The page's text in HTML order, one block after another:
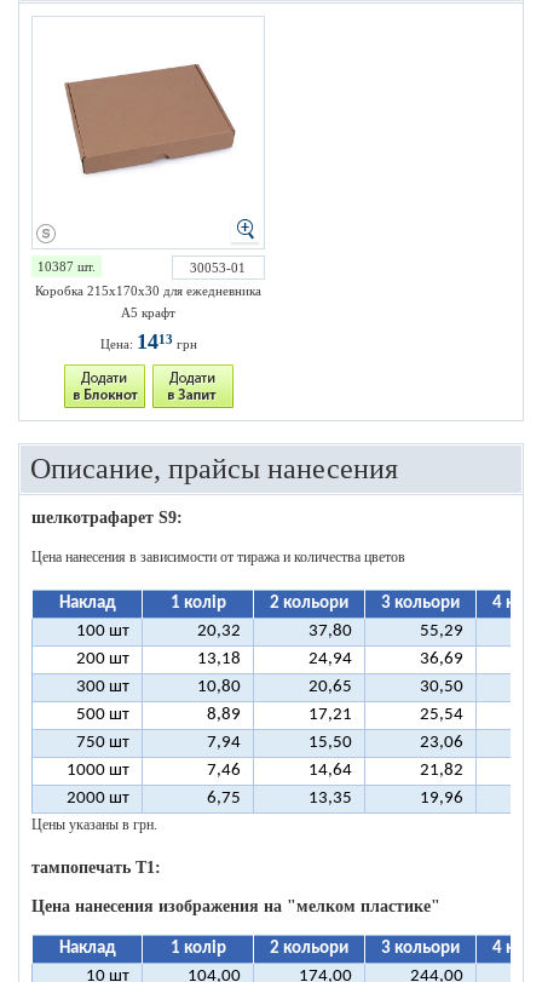
10387 шт.
30053-01
Коробка 215х170х30 для ежедневника
А5 крафт
Цена: 1413 грн
Описание, прайсы нанесения
шелкотрафарет S9:
Цена нанесения в зависимости от тиража и количества цветов
Наклад 1 колір 2 кольори 3 кольори
4
100 шт
20,32 37,80 55,29
200 шт
13,18 24,94 36,69
300 шт
10,80 20,65 30,50
500 шт
8,89 17,21 25,54
750 шт
7,94 15,50 23,06
1000 шт
7,46 14,64 21,82
2000 шт
6,75 13,35 19,96
Цены указаны в грн.
тампопечать T1:
Цена нанесения изображения на "мелком пластике"
Наклад 1 колір 2 кольори 3 кольори
4
10 шт
104,00 174,00 244,00